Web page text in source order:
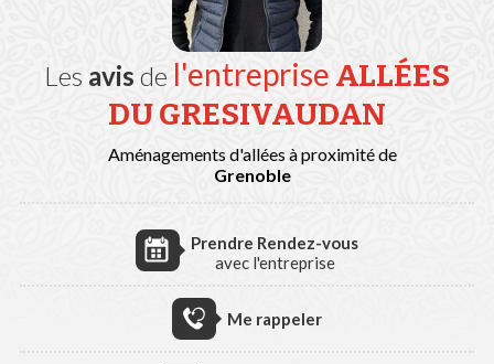
Les avis de l'entreprise ALLÉES
DU GRESIVAUDAN
Aménagements d'allées à proximité de
Grenoble
Prendre Rendez-vous
avec l'entreprise
Me rappeler